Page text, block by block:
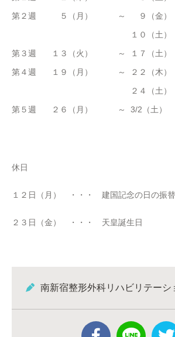
第２週
５（月） ～ ９（金）
１０（土）
第３週
１３（火） ～ １７（土）
第４週
１９（月） ～ ２２（木）
２４（土）
第５週
２６（月） ～ 3/2（土）
休日
１２日（月） ・・・ 建国記念の日の振
２３日（金） ・・・ 天皇誕生日
南新宿整形外科リハビリテーシ